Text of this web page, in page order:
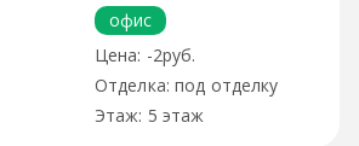
офис
-2руб.
под отделку
5 этаж